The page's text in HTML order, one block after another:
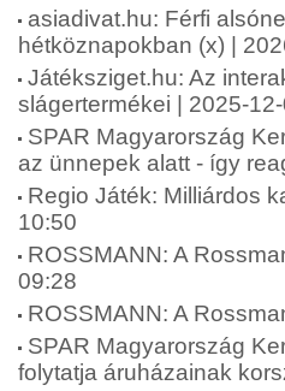
asiadivat.hu: Férfi
hétköznapokban (x) |
Játéksziget.hu: Az
slágertermékei | 2025-
SPAR Magyarország
az ünnepek alatt - így
Regio Játék: Milliárdos
10:50
ROSSMANN: A
09:28
ROSSMANN: A
SPAR Magyarország
folytatja áruházainak